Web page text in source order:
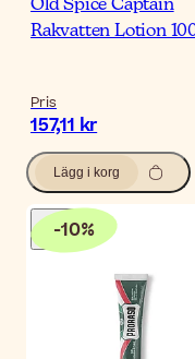
Old Spice Captain
Rakvatten Lotion
Pris
157,11 kr
Lägg i korg
-10%